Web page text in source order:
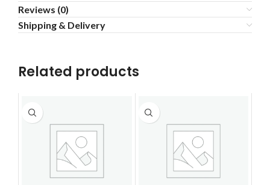
Reviews (0)
Shipping & Delivery
Related products